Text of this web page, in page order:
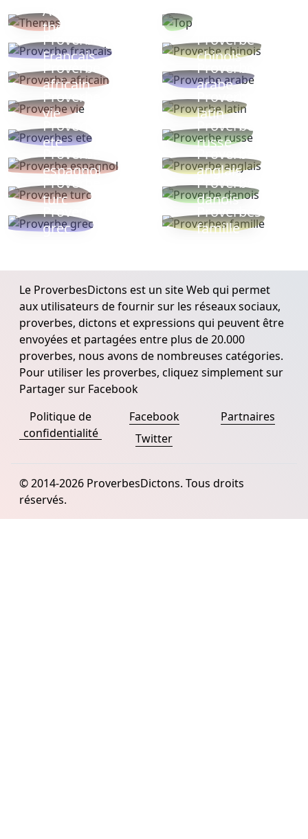
Autres
thèmes
Proverbe
Français
Proverbe
chinois
Proverbe
africain
Proverbe
arabe
Proverbe
vie
Proverbe
latin
Proverbes
ete
Proverbe
russe
Proverbe
espagnol
Proverbe
anglais
Proverbe
turc
Proverbe
danois
Proverbe
grec
Proverbes
famille
Le ProverbesDictons est un site Web qui permet
aux utilisateurs de fournir sur les réseaux sociaux,
proverbes, dictons et expressions qui peuvent être
envoyées et partagées entre plus de 20.000
proverbes, nous avons de nombreuses catégories.
Pour utiliser les proverbes, cliquez simplement sur
Partager sur Facebook
Politique de
confidentialité
Facebook
Twitter
Partnaires
© 2014-2026 ProverbesDictons. Tous droits
réservés.